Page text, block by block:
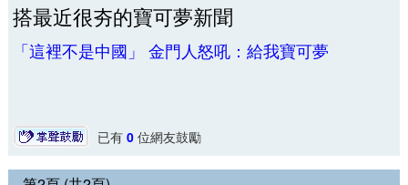
搭最近很夯的寶可夢新聞
「這裡不是中國」 金門人怒吼：給我寶可夢
已有 0位網友鼓勵